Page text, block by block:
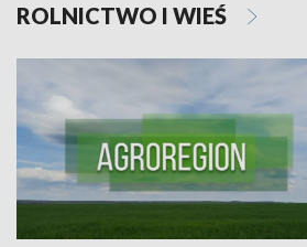
ROLNICTWO I WIEŚ